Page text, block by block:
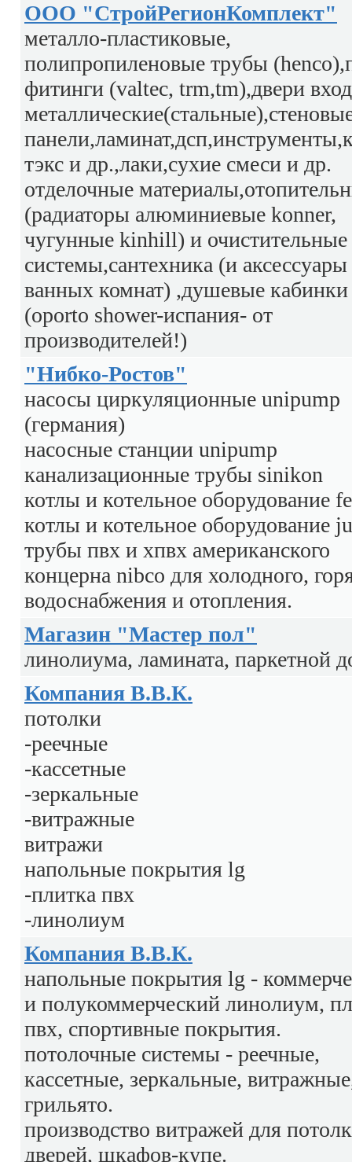
ООО "СтройРегионКомплект"
металло-пластиковые,
полипропиленовые трубы
фитинги (valtec, trm,tm),двери
тэкс и др.,лаки,сухие смеси и др.
отделочные
(радиаторы алюминиевые konner,
чугунные kinhill) и очистительные
системы,сантехника (и
ванных комнат) ,душевые кабинки
(oporto shower-испания- от
производителей!)
"Нибко-Ростов"
насосы циркуляционные unipump
(германия)
насосные станции unipump
канализационные трубы sinikon
котлы и котельное оборудование
котлы и котельное оборудование
трубы пвх и хпвх американского
концерна nibco для холодного,
водоснабжения и отопления.
Магазин "Мастер пол"
линолиума, ламината, паркетной
Компания В.В.К.
потолки
-реечные
-кассетные
-зеркальные
-витражные
витражи
напольные покрытия lg
-плитка пвх
-линолиум
Компания В.В.К.
напольные покрытия lg -
и полукоммерческий линолиум,
пвх, спортивные покрытия.
потолочные системы - реечные,
кассетные, зеркальные,
грильято.
производство витражей для
дверей, шкафов-купе.